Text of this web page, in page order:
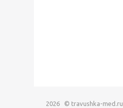
2026 © travushka-med.ru